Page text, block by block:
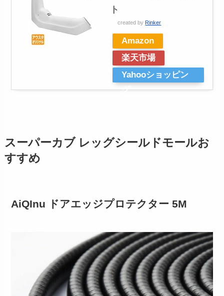
ト
created by Rinker
Amazon
楽天市場
Yahooショッピン
グ
スーパーカブ レッグシールドモールお
すすめ
AiQInu ドアエッジプロテクター 5M